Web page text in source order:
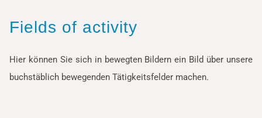
Fields of activity
Hier können Sie sich in bewegten Bildern ein Bild über unsere
buchstäblich bewegenden Tätigkeitsfelder machen.